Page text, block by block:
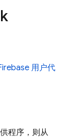
用户代
程序，则从